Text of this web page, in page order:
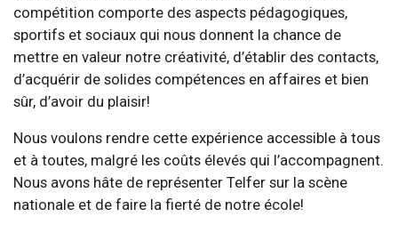
compétition comporte des aspects pédagogiques,
sportifs et sociaux qui nous donnent la chance de
mettre en valeur notre créativité, d’établir des contacts,
d’acquérir de solides compétences en affaires et bien
sûr, d’avoir du plaisir!
Nous voulons rendre cette expérience accessible à tous
et à toutes, malgré les coûts élevés qui l’accompagnent.
Nous avons hâte de représenter Telfer sur la scène
nationale et de faire la fierté de notre école!